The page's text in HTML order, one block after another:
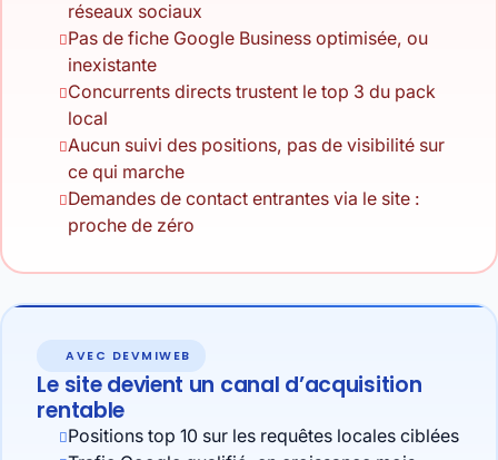
réseaux sociaux
Pas de fiche Google Business optimisée, ou
inexistante
Concurrents directs trustent le top 3 du pack
local
Aucun suivi des positions, pas de visibilité sur
ce qui marche
Demandes de contact entrantes via le site :
proche de zéro
AVEC DEVMIWEB
Le site devient un canal d’acquisition
rentable
Positions top 10 sur les requêtes locales ciblées